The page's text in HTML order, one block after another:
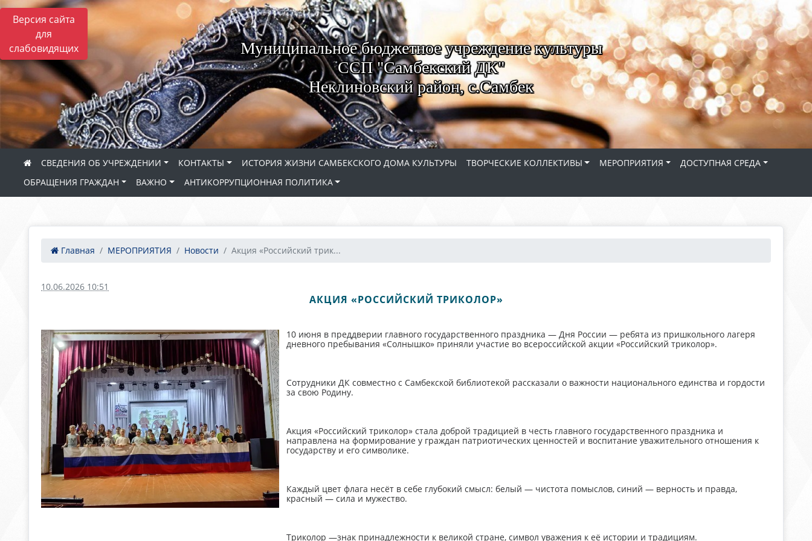
Версия сайта
для
слабовидящих
Муниципальное бюджетное учреждение культуры
ССП "Самбекский ДК"
Неклиновский район, с.Самбек
СВЕДЕНИЯ ОБ УЧРЕЖДЕНИИ КОНТАКТЫ ИСТОРИЯ ЖИЗНИ САМБЕКСКОГО ДОМА КУЛЬТУРЫ ТВОРЧЕСКИЕ КОЛЛЕКТИВЫ МЕРОПРИЯТИЯ
ДОСТУПНАЯ СРЕДА
ОБРАЩЕНИЯ ГРАЖДАН
ВАЖНО АНТИКОРРУПЦИОННАЯ ПОЛИТИКА
Главная МЕРОПРИЯТИЯ Новости Акция «Российский трик...
10.06.2026 10:51
АКЦИЯ «РОССИЙСКИЙ ТРИКОЛОР»
10 июня в преддверии главного государственного праздника — Дня России — ребята из пришкольного лагеря
дневного пребывания «Солнышко» приняли участие во всероссийской акции «Российский триколор».
Сотрудники ДК совместно с Самбекской библиотекой рассказали о важности национального единства и гордости
за свою Родину.
Акция «Российский триколор» стала доброй традицией в честь главного государственного праздника и
направлена на формирование у граждан патриотических ценностей и воспитание уважительного отношения к
государству и его символике.
Каждый цвет флага несёт в себе глубокий смысл: белый — чистота помыслов, синий — верность и правда,
красный — сила и мужество.
Триколор —знак принадлежности к великой стране, символ уважения к её истории и традициям.